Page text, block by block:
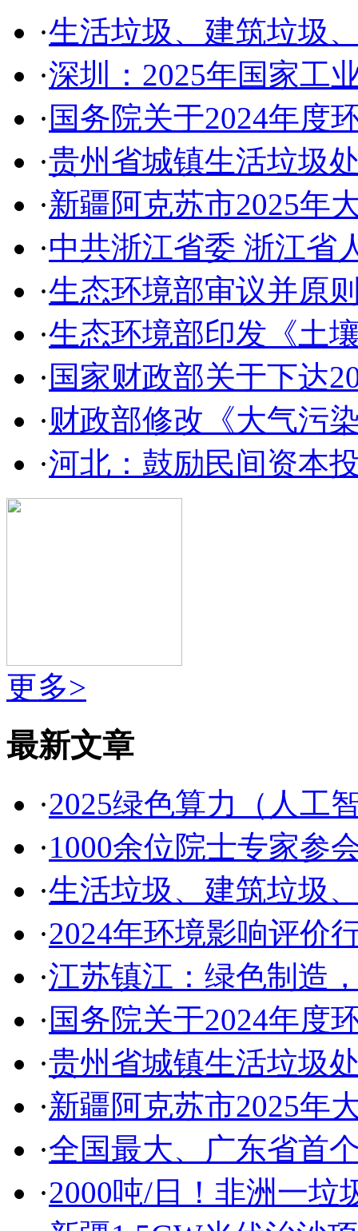
·生活垃圾、建筑垃圾
·深圳：2025年国家工
· 国务院关于2024年度
·贵州省城镇生活垃圾
·新疆阿克苏市2025年
·中共浙江省委 浙江省
·生态环境部审议并原
·生态环境部印发《土
· 国家财政部关于下达
·财政部修改《大气污
·河北：鼓励民间资本
更多>
最新文章
·2025绿色算力（人工
·1000余位院士专家参
·生活垃圾、建筑垃圾
·2024年环境影响评价
·江苏镇江：绿色制造
· 国务院关于2024年度
·贵州省城镇生活垃圾
·新疆阿克苏市2025年
·全国最大、广东省首
·2000吨/日！非洲一垃